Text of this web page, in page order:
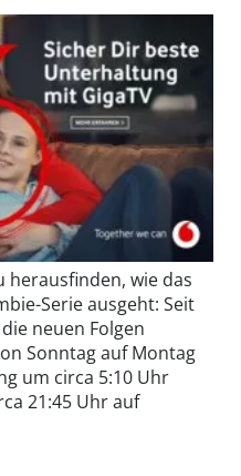
herausfinden, wie das
Serie ausgeht: Seit
neuen Folgen
Sonntag auf Montag
um circa 5:10 Uhr
21:45 Uhr auf